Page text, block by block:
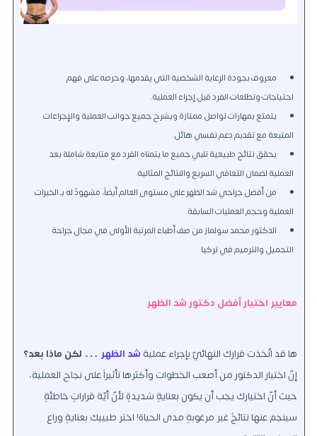
معروف بجودة الرعاية الشخصية التي يقدمها، وحرصه على فهم
احتياجات وتطلعات الفرد قبل إجراء العملية.
يتمتع بمهارات تواصل ممتازة ويشرح جميع جوانب العملية والإجراءات
المتبعة مع تقديم دعم نفسي هائل.
يحقق نتائج طبيعية تلبي جميع ما يتمناه الفرد مع متابعة شاملة بعد
العملية لضمان التعافي السريع والنتائج المثالية.
من أفضل جراحي شد الظهر على مستوى العالم أيضاً، مشهودٌ له بـ الخبرات
العملية وحجم العمليات السابقة.
الدكتور محمد سولماز من صف أطباء المرتبة الأولى في مجال جراحة
التجميل والترميم في تركيا
معايير اختيار أفضل دكتور شد الظهر
ها قد اتّخذت قرارك النهائيّ بإجراء عملية شد الظهر … لكن ماذا بعد؟
إنّ اختيار الدكتور من أصعب الخطوات وأكثرها تأثيراً على نجاح العملية،
حيث أنّ اختيارك يجب أن يكون بعنايةٍ شديدةٍ لأنّ أيّة قراراتٍ خاطئةٍ
سينجم عنها نتائجٌ غير مرغوبةٍ مدى الحياة! اختر طبيبك بعنايةٍ وراعِ